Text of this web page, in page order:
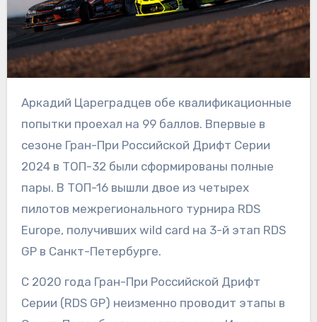
Аркадий Цареградцев обе квалификационные
попытки проехал на 99 баллов. Впервые в
сезоне Гран-При Российской Дрифт Серии
2024 в ТОП-32 были сформированы полные
пары. В ТОП-16 вышли двое из четырех
пилотов межрегионального турнира RDS
Europe, получивших wild card на 3-й этап RDS
GP в Санкт-Петербурге.
С 2020 года Гран-При Российской Дрифт
Серии (RDS GP) неизменно проводит этапы в